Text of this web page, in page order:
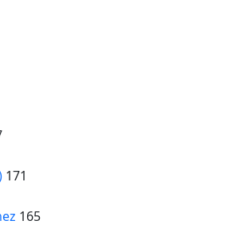
171
165